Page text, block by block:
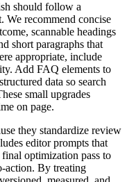
should follow a
We recommend concise
scannable headings
short paragraphs that
appropriate, include
Add FAQ elements to
data so search
small upgrades
on page.
they standardize review
editor prompts that
optimization pass to
By treating